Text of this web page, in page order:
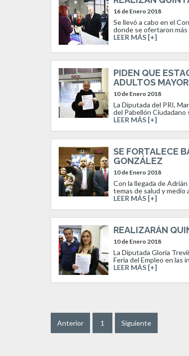
16 de Enero 2018
Se llevó a cabo en el
donde se ofertaron
LEER MÁS [+]
PIDEN QUE
ADULTOS
10 de Enero 2018
La Diputada del PRI,
del Pabellón Ciudadano
LEER MÁS [+]
SE FORTALECE
GONZÁLEZ
10 de Enero 2018
Con la llegada de
temas de salud y medio
LEER MÁS [+]
REALIZARÁN
10 de Enero 2018
La Diputada Gloria
Feria del Empleo en las
LEER MÁS [+]
Anterior 1 Siguiente